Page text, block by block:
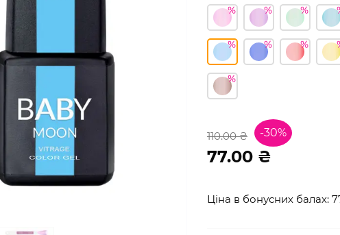
110.00 ₴ -30%
77.00 ₴
Ціна в бонусних балах: